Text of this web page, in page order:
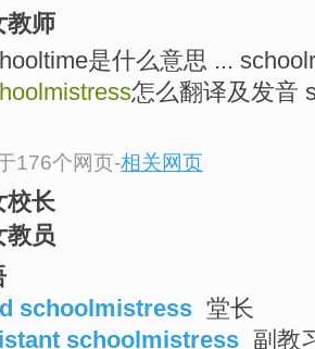
教师
是什么意思 ...
怎么翻译及发音
176个网页-相关网页
校长
教员
schoolmistress 堂长
schoolmistress 副教